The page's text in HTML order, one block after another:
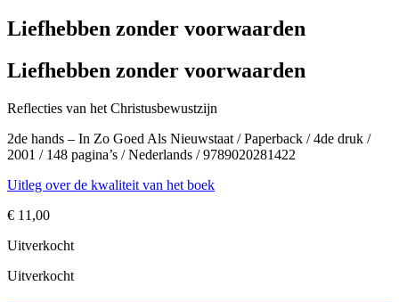
Liefhebben zonder voorwaarden
Liefhebben zonder voorwaarden
Reflecties van het Christusbewustzijn
2de hands – In Zo Goed Als Nieuwstaat / Paperback / 4de druk /
2001 / 148 pagina’s / Nederlands / 9789020281422
Uitleg over de kwaliteit van het boek
€ 11,00
Uitverkocht
Uitverkocht